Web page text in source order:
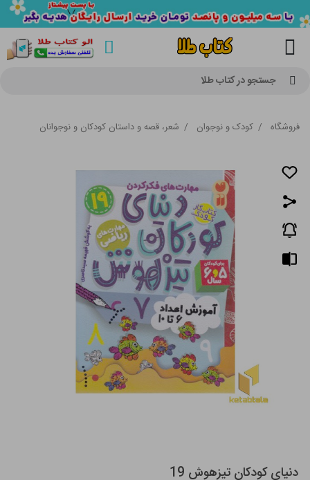
جستجو در کتاب طلا
فروشگاه / کودک و نوجوان / شعر، قصه و داستان کودکان و نوجوانان
دنیای کودکان تیزهوش 19